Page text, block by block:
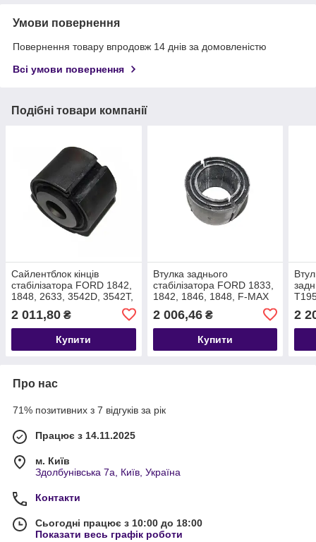
Умови повернення
Повернення товару впродовж 14 днів за домовленістю
Всі умови повернення
Подібні товари компанії
Сайлентблок кінців
стабілізатора FORD 1842,
1848, 2633, 3542D, 3542T,
9C465G483AA
2 011,80 ₴
Купити
Втулка заднього
стабілізатора FORD 1833,
1842, 1846, 1848, F-MAX
2 006,46₴
Купити
2
Про нас
71% позитивних з 7 відгуків за рік
Працює з 14.11.2025
м. Київ
Здолбунівська 7а, Київ, Україна
Контакти
Сьогодні працює з 10:00 до 18:00
Показати весь графік роботи